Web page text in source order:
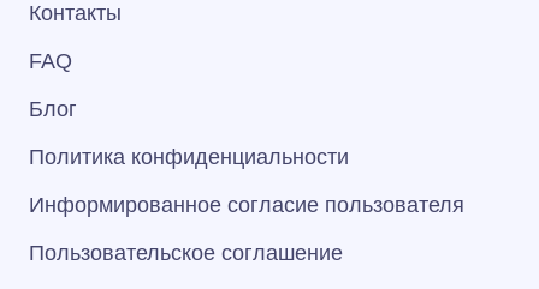
Контакты
FAQ
Блог
Политика конфиденциальности
Информированное согласие пользователя
Пользовательское соглашение